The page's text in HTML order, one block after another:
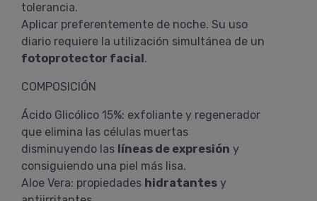
tolerancia.
Aplicar preferentemente de noche. Su uso
diario requiere la utilización simultánea de un
fotoprotector facial.
COMPOSICIÓN
Ácido Glicólico 15%: exfoliante y regenerador
que elimina las células muertas
disminuyendo las líneas de expresión y
consiguiendo una piel más lisa.
Aloe Vera: propiedades hidratantes y